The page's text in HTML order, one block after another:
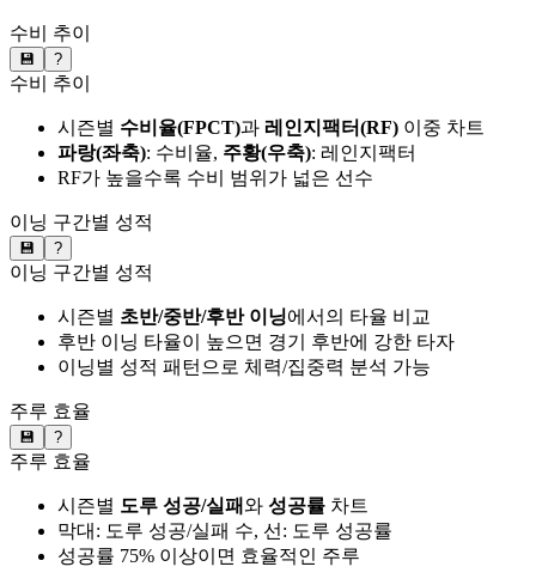
수비 추이
💾 ?
수비 추이
시즌별 수비율(FPCT)과 레인지팩터(RF) 이중 차트
파랑(좌축): 수비율, 주황(우축): 레인지팩터
RF가 높을수록 수비 범위가 넓은 선수
이닝 구간별 성적
💾 ?
이닝 구간별 성적
시즌별 초반/중반/후반 이닝에서의 타율 비교
후반 이닝 타율이 높으면 경기 후반에 강한 타자
이닝별 성적 패턴으로 체력/집중력 분석 가능
주루 효율
💾 ?
주루 효율
시즌별 도루 성공/실패와 성공률 차트
막대: 도루 성공/실패 수, 선: 도루 성공률
성공률 75% 이상이면 효율적인 주루